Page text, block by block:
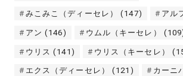
みこみこ（ディーセレ） (147) アル
アン (146) ウムル（キーセレ）
ウリス (141) ウリス（キーセレ）
エクス（ディーセレ） (121) カーニ